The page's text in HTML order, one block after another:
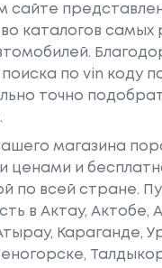
сайте
каталогов самых
по vin коду
точно
магазина
ценами и
по всей стране.
в Актау, Актобе,
Караганде,